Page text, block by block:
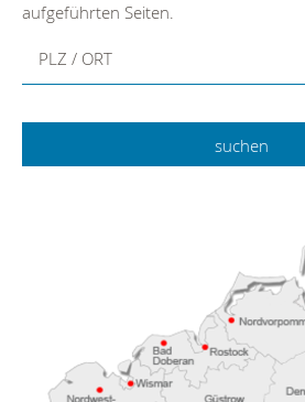
aufgeführten Seiten.
PLZ / ORT